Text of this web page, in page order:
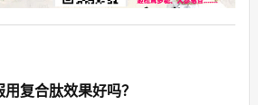
复合肽效果好吗？